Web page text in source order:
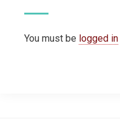
You must be logged in